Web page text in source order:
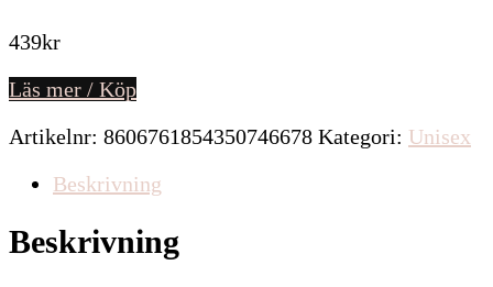
439kr
Läs mer / Köp
Artikelnr: 8606761854350746678 Kategori: Unisex
Beskrivning
Beskrivning